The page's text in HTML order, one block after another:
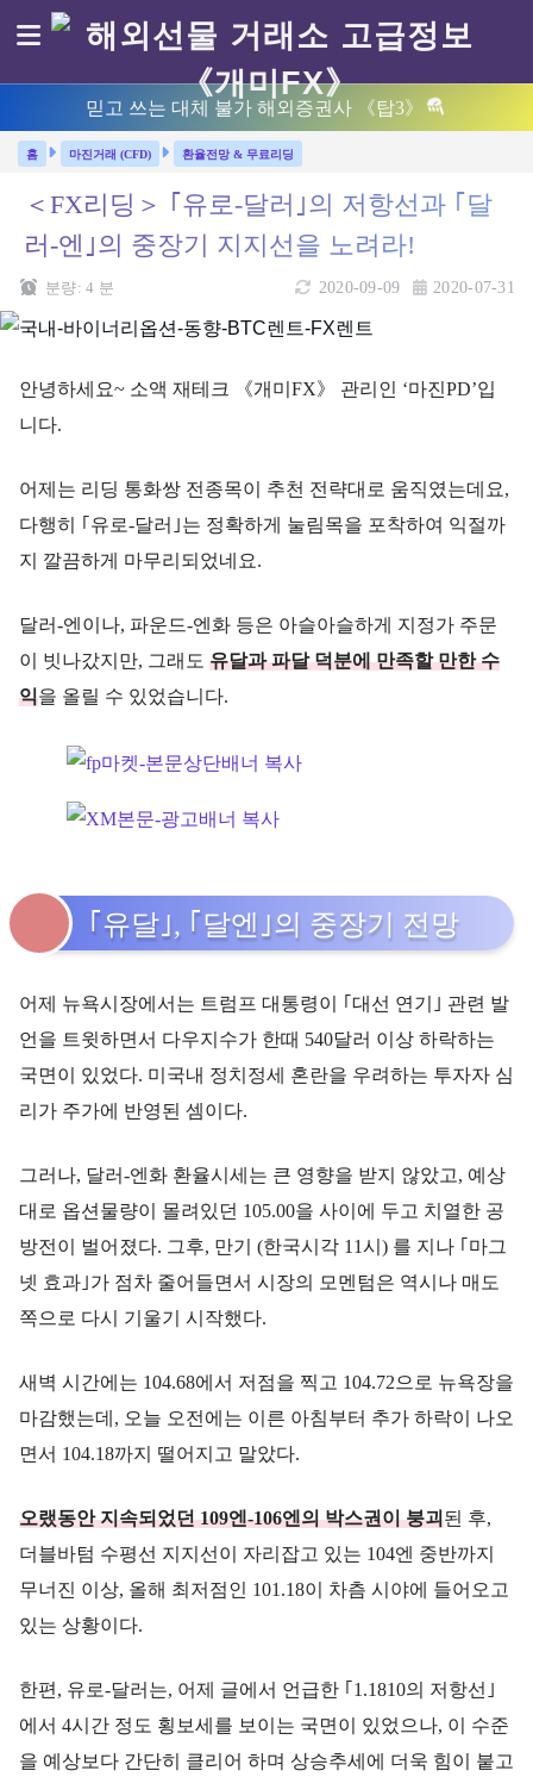
믿고 쓰는 대체 불가 해외증권사 《탑3》
마진거래 (CFD) 환율전망 & 무료리딩
＜FX리딩＞ ｢유로-달러｣의 저항선과 ｢달
러-엔｣의 중장기 지지선을 노려라!
2020-07-31
2020-09-09
분량: 4 분
안녕하세요~ 소액 재테크 《개미FX》 관리인 ‘마진PD’입
니다.
어제는 리딩 통화쌍 전종목이 추천 전략대로 움직였는데요,
다행히 ｢유로-달러｣는 정확하게 눌림목을 포착하여 익절까
지 깔끔하게 마무리되었네요.
달러-엔이나, 파운드-엔화 등은 아슬아슬하게 지정가 주문
이 빗나갔지만, 그래도 유달과 파달 덕분에 만족할 만한 수
익을 올릴 수 있었습니다.
｢유달｣, ｢달엔｣의 중장기 전망
어제 뉴욕시장에서는 트럼프 대통령이 ｢대선 연기｣ 관련 발
언을 트윗하면서 다우지수가 한때 540달러 이상 하락하는
국면이 있었다. 미국내 정치정세 혼란을 우려하는 투자자 심
리가 주가에 반영된 셈이다.
그러나, 달러-엔화 환율시세는 큰 영향을 받지 않았고, 예상
대로 옵션물량이 몰려있던 105.00을 사이에 두고 치열한 공
방전이 벌어졌다. 그후, 만기 (한국시각 11시) 를 지나 ｢마그
넷 효과｣가 점차 줄어들면서 시장의 모멘텀은 역시나 매도
쪽으로 다시 기울기 시작했다.
새벽 시간에는 104.68에서 저점을 찍고 104.72으로 뉴욕장을
마감했는데, 오늘 오전에는 이른 아침부터 추가 하락이 나오
면서 104.18까지 떨어지고 말았다.
오랬동안 지속되었던 109엔-106엔의 박스권이 붕괴된 후,
더블바텀 수평선 지지선이 자리잡고 있는 104엔 중반까지
무너진 이상, 올해 최저점인 101.18이 차츰 시야에 들어오고
있는 상황이다.
한편, 유로-달러는, 어제 글에서 언급한 ｢1.1810의 저항선｣
에서 4시간 정도 횡보세를 보이는 국면이 있었으나, 이 수준
을 예상보다 간단히 클리어 하며 상승추세에 더욱 힘이 붙고